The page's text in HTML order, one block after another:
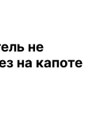
не
на капоте